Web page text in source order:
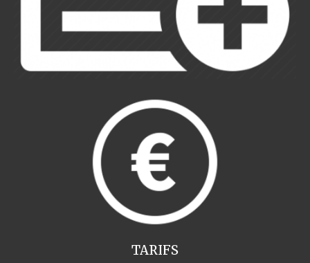
TARIFS